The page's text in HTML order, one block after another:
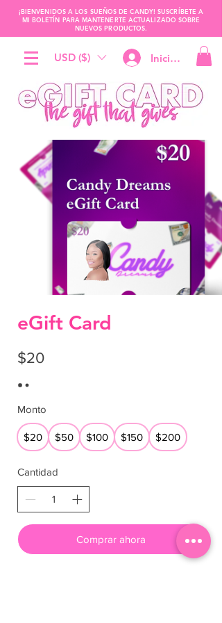
¡BIENVENIDOS A LOS SUEÑOS DE CANDY! SUSCRÍBETE A
MI BOLETÍN PARA MANTENERTE ACTUALIZADO SOBRE
NUEVOS PRODUCTOS.
USD ($) Iniciar sesión
eGift Card
$20
Monto
$20 $50 $100 $150 $200
Cantidad
Comprar ahora